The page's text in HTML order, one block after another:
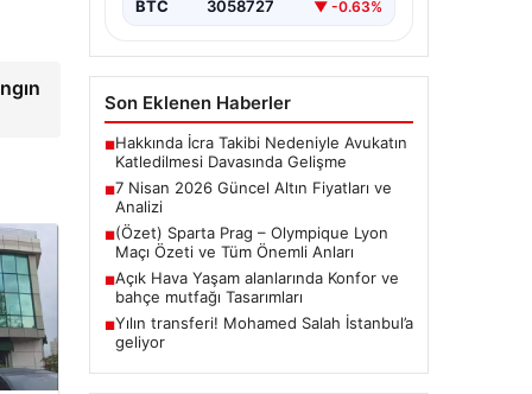
BTC 3058727 ▼ -0.63%
Son Eklenen Haberler
■Hakkında İcra Takibi Nedeniyle Avukatın
Katledilmesi Davasında Gelişme
■7 Nisan 2026 Güncel Altın Fiyatları ve
Analizi
■(Özet) Sparta Prag – Olympique Lyon
Maçı Özeti ve Tüm Önemli Anları
■Açık Hava Yaşam alanlarında Konfor ve
bahçe mutfağı Tasarımları
■Yılın transferi! Mohamed Salah İstanbul’a
geliyor